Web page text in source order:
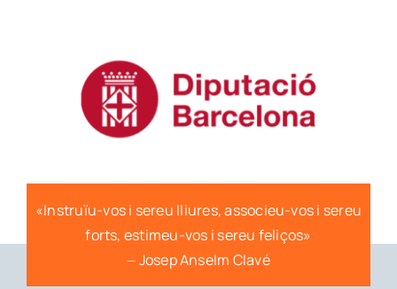
«Instruïu-vos i sereu lliures, associeu-vos i sereu
forts, estimeu-vos i sereu feliços»
⏤ Josep Anselm Clavé